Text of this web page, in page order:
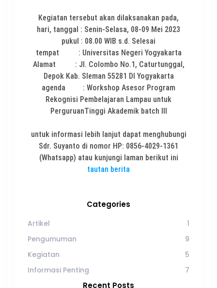
Kegiatan tersebut akan dilaksanakan pada,
hari, tanggal : Senin-Selasa, 08-09 Mei 2023
pukul : 08.00 WIB s.d. Selesai
tempat : Universitas Negeri Yogyakarta
Alamat : Jl. Colombo No.1, Caturtunggal,
Depok Kab. Sleman 55281 DI Yogyakarta
agenda : Workshop Asesor Program
Rekognisi Pembelajaran Lampau untuk
PerguruanTinggi Akademik batch III
untuk informasi lebih lanjut dapat menghubungi
Sdr. Suyanto di nomor HP: 0856-4029-1361
(Whatsapp) atau kunjungi laman berikut ini
tautan berita
Categories
Artikel
1
Pengumuman
9
Kegiatan
5
Informasi Penting
7
Recent Posts